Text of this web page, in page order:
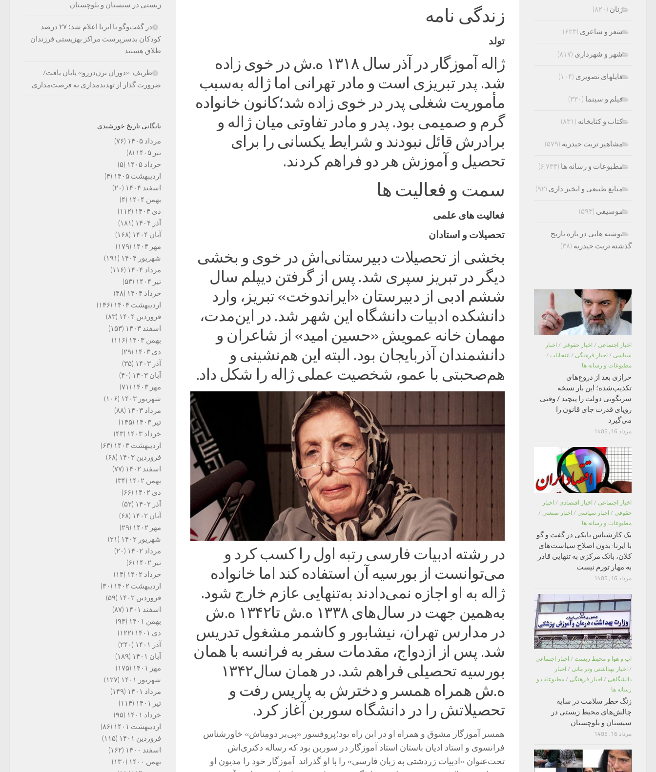
زندگی نامه
تولد
ژاله آموزگار در آذر سال ۱۳۱۸ ه.ش در خوی زاده
شد. پدر تبریزی است و مادر تهرانی اما ژاله به‌سبب
مأموریت شغلی پدر در خوی زاده شد؛کانون خانواده
گرم و صمیمی بود. پدر و مادر تفاوتی میان ژاله و
برادرش قائل نبودند و شرایط یکسانی را برای
تحصیل و آموزش هر دو فراهم کردند.
سمت و فعالیت ها
فعالیت های علمی
تحصیلات و استادان
بخشی از تحصیلات دبیرستانی‌اش در خوی و بخشی
دیگر در تبریز سپری شد. پس از گرفتن دیپلم سال‌
ششم ادبی از دبیرستان «ایراندوخت» تبریز، وارد
دانشکده ادبیات دانشگاه این شهر شد. در این‌مدت،
مهمان خانه عمویش «حسین امید» از شاعران و
دانشمندان آذربایجان بود. البته این هم‌نشینی و
هم‌صحبتی با عمو، شخصیت عملی ژاله را شکل داد.
در رشته ادبیات فارسی رتبه اول را کسب کرد و
می‌توانست از بورسیه آن استفاده کند اما خانواده
ژاله به او اجازه نمی‌دادند به‌تنهایی عازم خارج شود.
به‌همین جهت در سال‌های ۱۳۳۸ ه.ش تا۱۳۴۲ ه.ش
در مدارس تهران، نیشابور و کاشمر مشغول تدریس
شد. پس از ازدواج، مقدمات سفر به فرانسه با همان
بورسیه تحصیلی فراهم شد. در همان سال۱۳۴۲
ه.ش همراه همسر و دخترش به پاریس رفت و
تحصیلاتش را در دانشگاه سوربن آغاز کرد.
همسر آموزگار مشوق و همراه او در این راه بود؛پروفسور «پی‌یر دومِناش» خاورشناس
فرانسوی و استاد ادیان باستان استاد آموزگار در سوربن بود که رساله دکتری‌اش
تحت‌عنوان «ادبیات زردشتی به زبان فارسی» را با او گذراند. آموزگار خود را مدیون او
زیستی در سیستان و بلوچستان
در گفت‌وگو با ایرنا اعلام شد؛ ۲۷ درصد
کودکان بدسرپرست مراکز بهزیستی فرزندان
طلاق هستند
ظریف: «دوران بزن‌دررو» پایان یافت/
ضرورت گذار از تهدیدمداری به فرصت‌مداری
بایگانی تاریخ خورشیدی
مرداد ۱۴۰۵
(۷۶)
تیر ۱۴۰۵
(۸)
خرداد ۱۴۰۵
(۵)
اردیبهشت ۱۴۰۵
(۴)
اسفند ۱۴۰۴
(۲۰)
بهمن ۱۴۰۴
(۴)
دی ۱۴۰۴
(۱۱۲)
آذر ۱۴۰۴
(۱۸۱)
آبان ۱۴۰۴
(۱۶۸)
مهر ۱۴۰۴
(۱۷۹)
شهریور ۱۴۰۴
(۱۹۱)
مرداد ۱۴۰۴
(۱۱۶)
تیر ۱۴۰۴
(۵۳)
خرداد ۱۴۰۴
(۴۸)
اردیبهشت ۱۴۰۴
(۱۴۶)
فروردین ۱۴۰۴
(۸۳)
اسفند ۱۴۰۳
(۱۵۳)
بهمن ۱۴۰۳
(۱۱۶)
دی ۱۴۰۳
(۲۹)
آذر ۱۴۰۳
(۳۵)
آبان ۱۴۰۳
(۴۰)
مهر ۱۴۰۳
(۷۱)
شهریور ۱۴۰۳
(۱۰۶)
مرداد ۱۴۰۳
(۸۸)
تیر ۱۴۰۳
(۱۴۵)
خرداد ۱۴۰۳
(۴۳)
اردیبهشت ۱۴۰۳
(۶۳)
فروردین ۱۴۰۳
(۶۸)
اسفند ۱۴۰۲
(۷۷)
بهمن ۱۴۰۲
(۳۴)
دی ۱۴۰۲
(۶۶)
آذر ۱۴۰۲
(۵۲)
آبان ۱۴۰۲
(۶۸)
مهر ۱۴۰۲
(۲۹)
شهریور ۱۴۰۲
(۲۱)
مرداد ۱۴۰۲
(۲۰)
تیر ۱۴۰۲
(۶)
خرداد ۱۴۰۲
(۱۴)
اردیبهشت ۱۴۰۲
(۳۰)
فروردین ۱۴۰۲
(۵۹)
اسفند ۱۴۰۱
(۸۷)
بهمن ۱۴۰۱
(۹۳)
دی ۱۴۰۱
(۱۲۲)
آذر ۱۴۰۱
(۲۴۰)
آبان ۱۴۰۱
(۱۸۹)
مهر ۱۴۰۱
(۱۷۵)
شهریور ۱۴۰۱
(۱۲۷)
مرداد ۱۴۰۱
(۱۴۹)
تیر ۱۴۰۱
(۱۱۴)
خرداد ۱۴۰۱
(۹۵)
اردیبهشت ۱۴۰۱
(۸۶)
فروردین ۱۴۰۱
(۱۱۵)
اسفند ۱۴۰۰
(۱۶۲)
بهمن ۱۴۰۰
(۱۳۰)
زنان (۸۲۰)
شعر و شاعری (۶۲۳)
شهر و شهرداری (۸۱۷)
فایلهای تصویری (۱۰۴)
فیلم و سینما (۳۳۰)
کتاب و کتابخانه (۸۳۱)
مشاهیر تربت حیدریه (۵۷۹)
مطبوعات و رسانه ها (۶,۷۳۳)
منابع طبیعی و ابخیز داری (۹۲)
موسیقی (۵۹۳)
نوشته هایی در باره تاریخ
گذشته تربت حیدریه (۳۸)
اخبار اجتماعی / اخبار حقوقی / اخبار
سیاسی / اخبار فرهنگی / انتخابات /
مطبوعات و رسانه ها
خرازی بعد از دروغ‌های
تکذیب‌شده؛ این بار نسخه
سرنگونی دولت را پیچید / وقتی
رویای قدرت جای قانون را
می‌گیرد
مرداد 16, 1405
اخبار اجتماعی / اخبار اقتصادی / اخبار
حقوقی / اخبار سیاسی / اخبار صنعتی /
مطبوعات و رسانه ها
یک کارشناس بانکی در گفت و گو
با ایرنا: بدون اصلاح سیاست‌های
کلان، بانک مرکزی به تنهایی قادر
به مهار تورم نیست
مرداد 16, 1405
اب و هوا و محیط زیست / اخبار اجتماعی
/ اخبار بهداشتی ودر مانی / اخبار
دانشگاهی / اخبار فرهنگی / مطبوعات و
رسانه ها
زنگ خطر سلامت در سایه
چالش‌های محیط زیستی در
سیستان و بلوچستان
مرداد 16, 1405